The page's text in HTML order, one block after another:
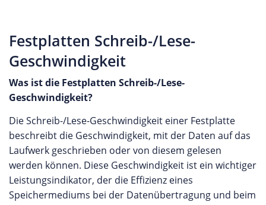
Festplatten Schreib-/Lese-
Geschwindigkeit
Was ist die Festplatten Schreib-/Lese-
Geschwindigkeit?
Die Schreib-/Lese-Geschwindigkeit einer Festplatte
beschreibt die Geschwindigkeit, mit der Daten auf das
Laufwerk geschrieben oder von diesem gelesen
werden können. Diese Geschwindigkeit ist ein wichtiger
Leistungsindikator, der die Effizienz eines
Speichermediums bei der Datenübertragung und beim